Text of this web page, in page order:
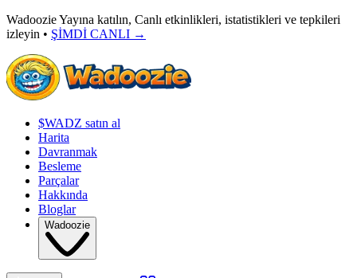
Wadoozie Yayına katılın, Canlı etkinlikleri, istatistikleri ve tepkileri
izleyin • ŞİMDİ CANLI →
$WADZ satın al
Harita
Davranmak
Besleme
Parçalar
Hakkında
Bloglar
Wadoozie